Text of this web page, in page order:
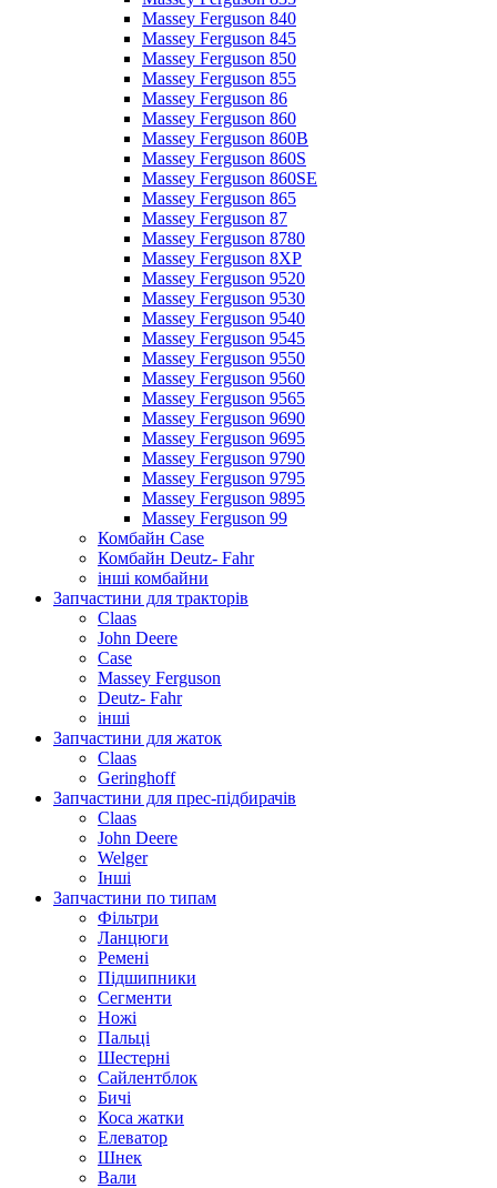
Massey Ferguson 840
Massey Ferguson 845
Massey Ferguson 850
Massey Ferguson 855
Massey Ferguson 86
Massey Ferguson 860
Massey Ferguson 860B
Massey Ferguson 860S
Massey Ferguson 860SE
Massey Ferguson 865
Massey Ferguson 87
Massey Ferguson 8780
Massey Ferguson 8XP
Massey Ferguson 9520
Massey Ferguson 9530
Massey Ferguson 9540
Massey Ferguson 9545
Massey Ferguson 9550
Massey Ferguson 9560
Massey Ferguson 9565
Massey Ferguson 9690
Massey Ferguson 9695
Massey Ferguson 9790
Massey Ferguson 9795
Massey Ferguson 9895
Massey Ferguson 99
Комбайн Case
Комбайн Deutz- Fahr
інші комбайни
Запчастини для тракторів
Claas
John Deere
Case
Massey Ferguson
Deutz- Fahr
інші
Запчастини для жаток
Claas
Geringhoff
Запчастини для прес-підбирачів
Claas
John Deere
Welger
Інші
Запчастини по типам
Фільтри
Ланцюги
Ремені
Підшипники
Сегменти
Ножі
Пальці
Шестерні
Сайлентблок
Бичі
Коса жатки
Елеватор
Шнек
Вали